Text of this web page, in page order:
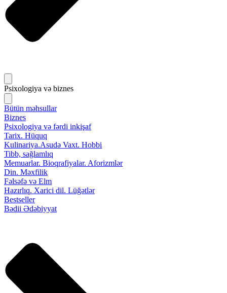
Psixologiya və biznes
Bütün məhsullar
Biznes
Psixologiya və fərdi inkişaf
Tarix. Hüquq
Kulinariya.Asudə Vaxt. Hobbi
Tibb, sağlamlıq
Memuarlar. Bioqrafiyalar. Aforizmlər
Din. Məxfilik
Fəlsəfə və Elm
Hazırlıq. Xarici dil. Lüğətlər
Bestseller
Bədii Ədəbiyyat